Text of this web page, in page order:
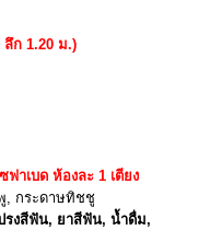
ก 1.20 ม.)
ฟาเบด ห้องละ 1 เตียง
, กระดาษทิชชู
รงสีฟัน, ยาสีฟัน, น้ำดื่ม,